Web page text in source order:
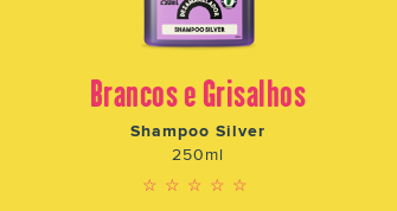
Brancos e Grisalhos
Shampoo Silver
250ml
☆☆☆☆☆